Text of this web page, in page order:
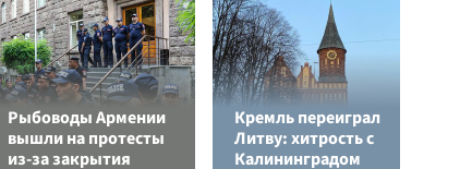
Рыбоводы Армении
вышли на протесты
из-за закрытия
Кремль переиграл
Литву: хитрость с
Калининградом